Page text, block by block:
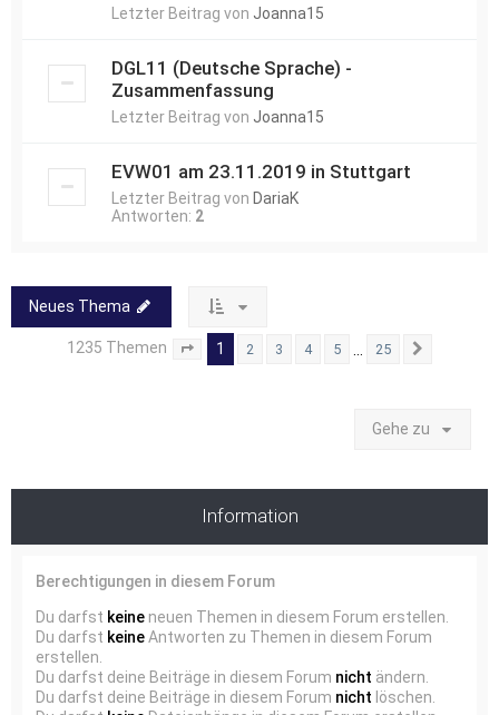
Letzter Beitrag von Joanna15
DGL11 (Deutsche Sprache) -
Zusammenfassung
Letzter Beitrag von Joanna15
EVW01 am 23.11.2019 in Stuttgart
Letzter Beitrag von DariaK
Antworten: 2
Neues Thema
1235 Themen Seite von 25
1 2 3 4 5 25
Gehe zu
Information
Berechtigungen in diesem Forum
Du darfst keine neuen Themen in diesem Forum erstellen.
Du darfst keineAntworten zu Themen in diesem Forum
erstellen.
Du darfst deine Beiträge in diesem Forum nicht ändern.
Du darfst deine Beiträge in diesem Forum nicht löschen.